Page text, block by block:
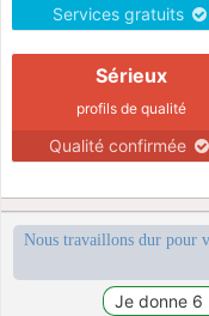
Services gratuits
Sérieux
profils de qualité
Qualité confirmée
Nous travaillons dur pour